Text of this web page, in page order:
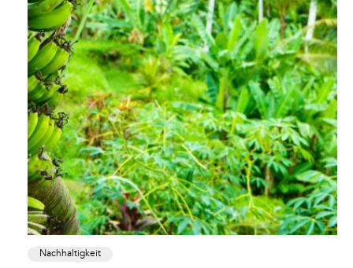
Nachhaltigkeit